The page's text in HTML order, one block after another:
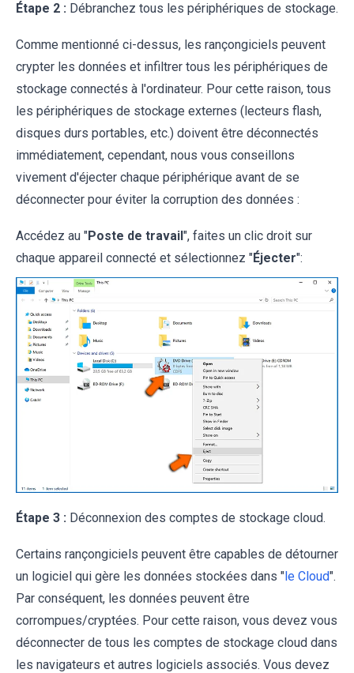
Étape 2 : Débranchez tous les périphériques de stockage.
Comme mentionné ci-dessus, les rançongiciels peuvent
crypter les données et infiltrer tous les périphériques de
stockage connectés à l'ordinateur. Pour cette raison, tous
les périphériques de stockage externes (lecteurs flash,
disques durs portables, etc.) doivent être déconnectés
immédiatement, cependant, nous vous conseillons
vivement d'éjecter chaque périphérique avant de se
déconnecter pour éviter la corruption des données :
Accédez au "Poste de travail ", faites un clic droit sur
chaque appareil connecté et sélectionnez "Éjecter":
Étape 3 : Déconnexion des comptes de stockage cloud.
Certains rançongiciels peuvent être capables de détourner
un logiciel qui gère les données stockées dans "le Cloud".
Par conséquent, les données peuvent être
corrompues/cryptées. Pour cette raison, vous devez vous
déconnecter de tous les comptes de stockage cloud dans
les navigateurs et autres logiciels associés. Vous devez